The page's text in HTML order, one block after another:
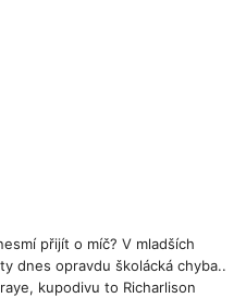
přijít o míč? V mladších
dnes opravdu školácká chyba..
kupodivu to Richarlison